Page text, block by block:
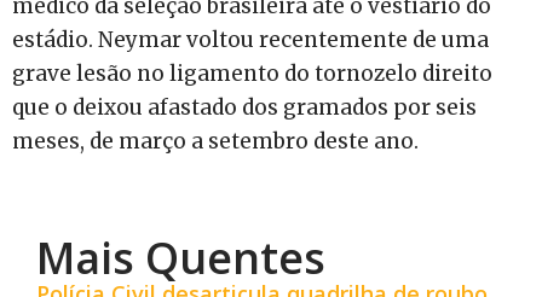
médico da seleção brasileira até o vestiário do
estádio. Neymar voltou recentemente de uma
grave lesão no ligamento do tornozelo direito
que o deixou afastado dos gramados por seis
meses, de março a setembro deste ano.
Mais Quentes